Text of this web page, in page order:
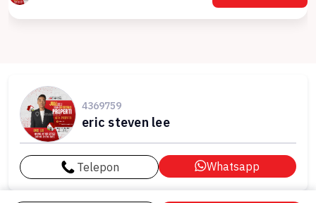
4369759
eric steven lee
Telepon Whatsapp